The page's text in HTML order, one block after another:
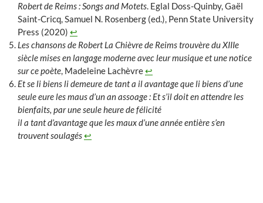
Robert de Reims : Songs and Motets. Eglal Doss-Quinby, Gaël
Saint-Cricq, Samuel N. Rosenberg (ed.), Penn State University
Press (2020) ↩︎
Les chansons de Robert La Chièvre de Reims trouvère du XIIIe
siècle mises en langage moderne avec leur musique et une notice
sur ce poète, Madeleine Lachèvre↩︎
Et se li biens li demeure de tant a il avantage que li biens d’une
seule eure les maus d’un an assoage : Et s’il doit en attendre les
bienfaits, par une seule heure de félicité
il a tant d’avantage que les maux d’une année entière s’en
trouvent soulagés↩︎